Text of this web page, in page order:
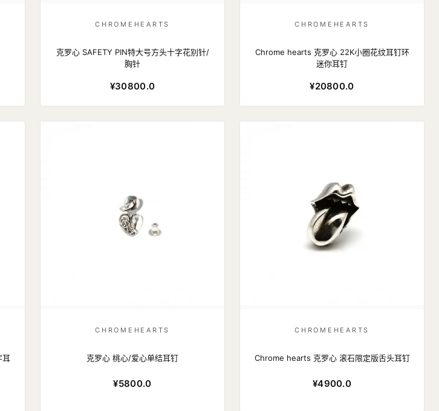
CHROMEHEARTS
克罗心 SAFETY PIN特大号方头十字花别针/
胸针
¥30800.0
CHROMEHEARTS
Chrome hearts 克罗心 22K小圈花纹耳钉环
迷你耳钉
¥20800.0
耳
CHROMEHEARTS
克罗心 桃心/爱心单结耳钉
¥5800.0
CHROMEHEARTS
Chrome hearts 克罗心 滚石限定版舌头耳钉
¥4900.0